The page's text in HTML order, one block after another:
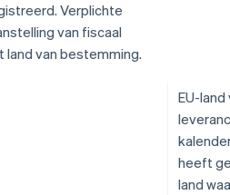
Verplichte
van fiscaal
van bestemming.
EU-
heeft
land